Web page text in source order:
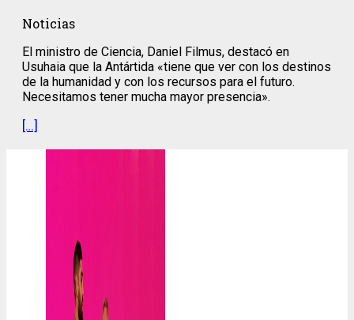
Noticias
El ministro de Ciencia, Daniel Filmus, destacó en
Usuhaia que la Antártida «tiene que ver con los destinos
de la humanidad y con los recursos para el futuro.
Necesitamos tener mucha mayor presencia».
[…]